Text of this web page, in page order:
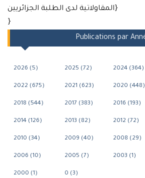
المقاولاتية لدى الطلبة الجزائريين}
}
Publications par
2026 (5) 2025 (72) 2024 (364)
2022 (675) 2021 (623) 2020 (448)
2018 (544) 2017 (383) 2016 (193)
2014 (126) 2013 (82) 2012 (72)
2010 (34) 2009 (40) 2008 (29)
2006 (10) 2005 (7) 2003 (1)
2000 (1) 0 (3)